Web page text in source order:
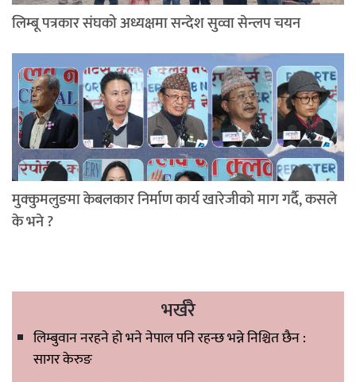
लिम्बू पत्रकार संघको अध्यक्षमा सन्देश सुव्वा सेन्लप चयन
मुक्कुमलुङमा केबलकार निर्माण कार्य खारेजीको माग गर्दै, कसले
के भने ?
भर्खरै
लिम्बुवान नरहने हो भने नेपाल पनि रहन्छ भन्ने निश्चित छैन :
सागर केरुङ